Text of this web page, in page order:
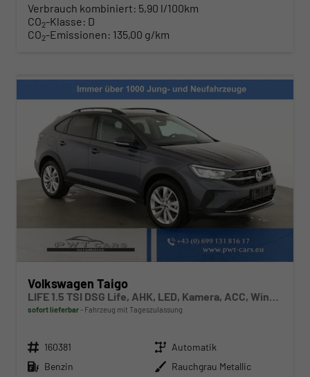
Verbrauch kombiniert: 5,90 l/100km
CO2-Klasse: D
CO2-Emissionen: 135,00 g/km
Volkswagen Taigo
sofort lieferbar Fahrzeug mit Tageszulassung
Fahrzeugnr. 160381 Getriebe Automatik
Kraftstoff Benzin Außenfarbe Rauchgrau Metallic